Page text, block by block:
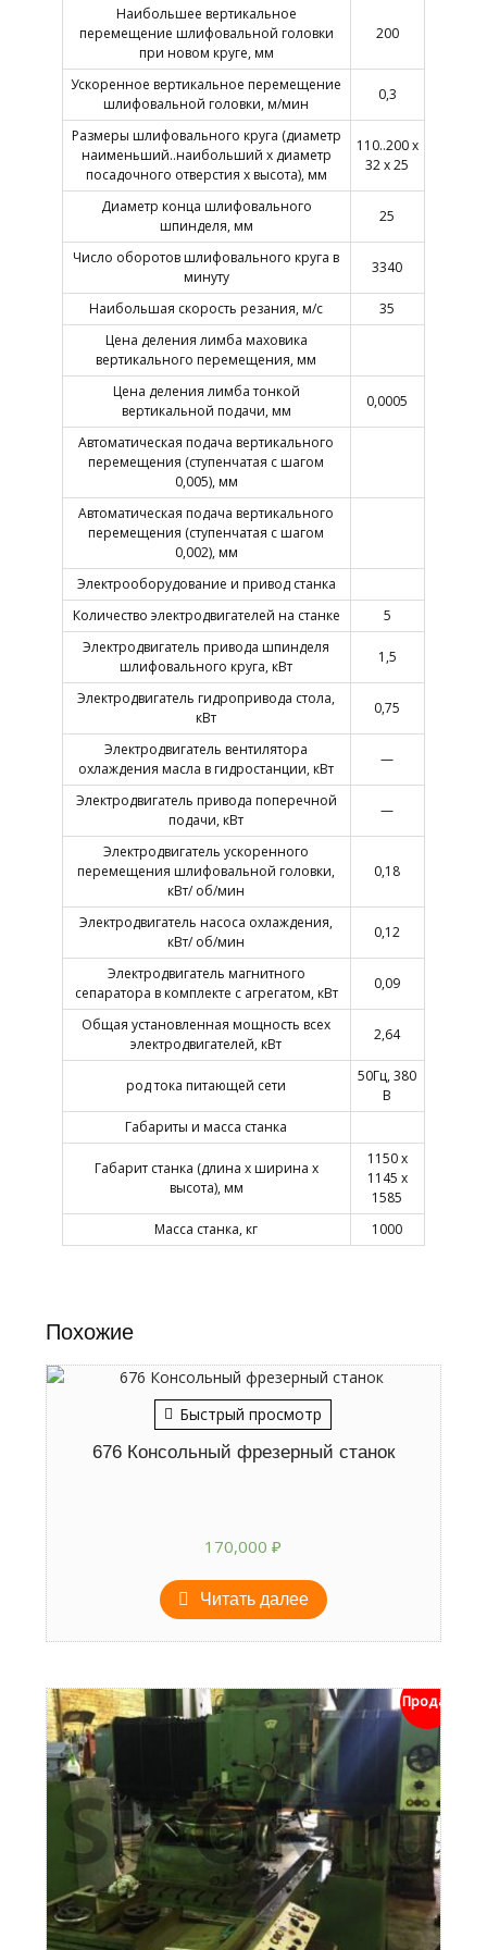
Наибольшее вертикальное
перемещение шлифовальной головки
при новом круге, мм
200
Ускоренное вертикальное перемещение
шлифовальной головки, м/мин
0,3
Размеры шлифовального круга (диаметр
наименьший..наибольший х диаметр
посадочного отверстия х высота), мм
110..200 х
32 х 25
Диаметр конца шлифовального
шпинделя, мм
25
Число оборотов шлифовального круга в
минуту
3340
Наибольшая скорость резания, м/с
35
Цена деления лимба маховика
вертикального перемещения, мм
Цена деления лимба тонкой
вертикальной подачи, мм
0,0005
Автоматическая подача вертикального
перемещения (ступенчатая с шагом
0,005), мм
Автоматическая подача вертикального
перемещения (ступенчатая с шагом
0,002), мм
Электрооборудование и привод станка
Количество электродвигателей на станке
5
Электродвигатель привода шпинделя
шлифовального круга, кВт
1,5
Электродвигатель гидропривода стола,
кВт
0,75
Электродвигатель вентилятора
охлаждения масла в гидростанции, кВт
—
Электродвигатель привода поперечной
подачи, кВт
—
Электродвигатель ускоренного
перемещения шлифовальной головки,
кВт/ об/мин
0,18
Электродвигатель насоса охлаждения,
кВт/ об/мин
0,12
Электродвигатель магнитного
сепаратора в комплекте с агрегатом, кВт
0,09
Общая установленная мощность всех
электродвигателей, кВт
2,64
род тока питающей сети
50Гц, 380
В
Габариты и масса станка
Габарит станка (длина х ширина х
высота), мм
1150 х
1145 х
1585
Масса станка, кг
1000
Похожие
Быстрый просмотр
676 Консольный фрезерный станок
170,000₽
Читать далее
Продан